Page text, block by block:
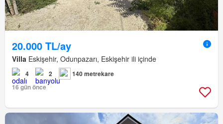
20.000 TL/ay
Villa Eskişehir, Odunpazarı, Eskişehir ili içinde
4 2
140 metrekare
16 gün önce